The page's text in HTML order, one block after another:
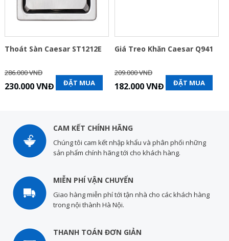
Thoát Sàn Caesar ST1212E
286.000 VNĐ
230.000 VNĐ ĐẶT MUA
Giá Treo Khăn Caesar Q941
209.000 VNĐ
182.000 VNĐ ĐẶT MUA
CAM KẾT CHÍNH HÃNG
Chúng tôi cam kết nhập khẩu và phân phối những
sản phẩm chính hãng tới cho khách hàng.
MIỄN PHÍ VẬN CHUYỂN
Giao hàng miễn phí tới tận nhà cho các khách hàng
trong nội thành Hà Nội.
THANH TOÁN ĐƠN GIẢN